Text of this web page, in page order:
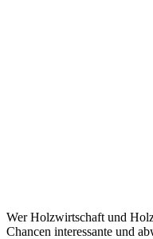
Wer Holzwirtschaft und
Chancen interessante und